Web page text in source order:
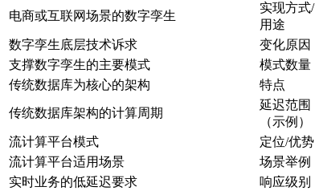
电商或互联网场景的数字孪生
实现方式/
用途
数字孪生底层技术诉求 变化原因
支撑数字孪生的主要模式
模式数量
传统数据库为核心的架构
特点
传统数据库架构的计算周期
延迟范围
（示例）
流计算平台模式 定位/优势
流计算平台适用场景
场景举例
实时业务的低延迟要求
响应级别